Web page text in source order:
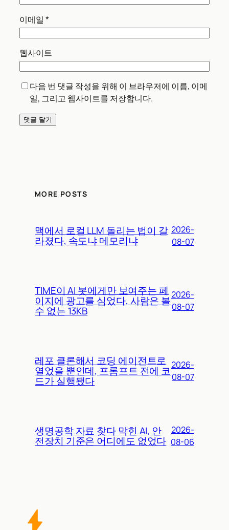
이메일 *
웹사이트
다음 번 댓글 작성을 위해 이 브라우저에 이름, 이메
일, 그리고 웹사이트를 저장합니다.
MORE POSTS
맥에서 로컬 LLM 돌리는 법이 갈
라졌다, 속도냐 메모리냐
2026-
08-07
TIME이 AI 봇에게만 보여주는 페
이지에 광고를 심었다, 사람은 볼
수 없는 13KB
2026-
08-07
레포 클론해서 코딩 에이전트로
열었을 뿐인데, 프롬프트 전에 코
드가 실행됐다
2026-
08-07
생명공학 자료 찾다 막힌 AI, 안
전장치 기준은 어디에도 없었다
2026-
08-06